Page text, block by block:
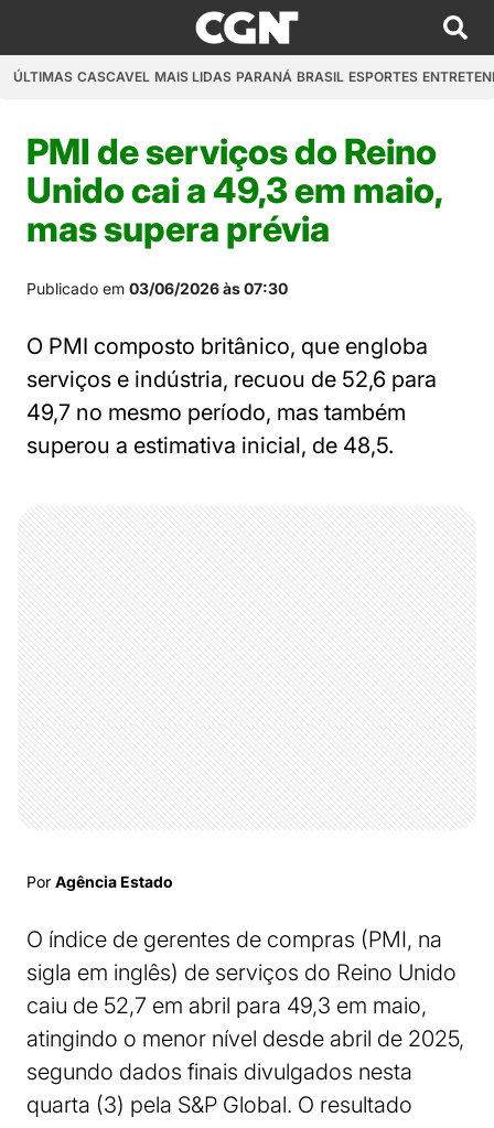
ÚLTIMAS CASCAVEL MAIS LIDAS PARANÁ BRASIL ESPORTES
PMI de serviços do Reino
Unido cai a 49,3 em maio,
mas supera prévia
Publicado em 03/06/2026 às 07:30
O PMI composto britânico, que engloba
serviços e indústria, recuou de 52,6 para
49,7 no mesmo período, mas também
superou a estimativa inicial, de 48,5.
Por Agência Estado
O índice de gerentes de compras (PMI, na
sigla em inglês) de serviços do Reino Unido
caiu de 52,7 em abril para 49,3 em maio,
atingindo o menor nível desde abril de 2025,
segundo dados finais divulgados nesta
quarta (3) pela S&P Global. O resultado